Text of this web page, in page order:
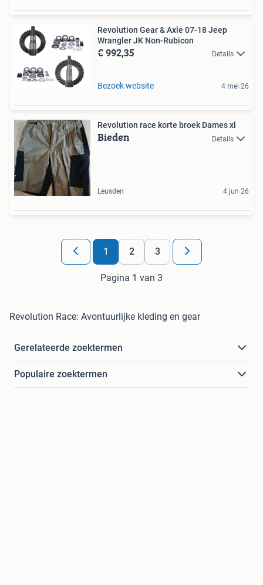
Revolution Gear & Axle 07-18 Jeep
Wrangler JK Non-Rubicon
€ 992,35 Details
Bezoek website 4 mei 26
Revolution race korte broek Dames xl
Bieden Details
Leusden 4 jun 26
1 2 3
Pagina 1 van 3
Revolution Race: Avontuurlijke kleding en gear
Gerelateerde zoektermen
Populaire zoektermen